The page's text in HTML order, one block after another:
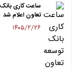
ساعت کاری
تعاون اعلام شد
۱۴۰۵/۲/۲۶